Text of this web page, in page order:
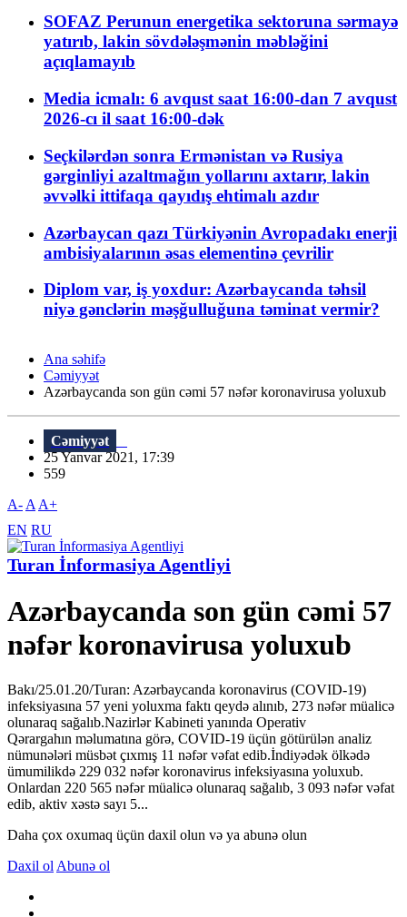
SOFAZ Perunun energetika sektoruna sərmayə
yatırıb, lakin sövdələşmənin məbləğini
açıqlamayıb
Media icmalı: 6 avqust saat 16:00-dan 7 avqust
2026-cı il saat 16:00-dək
Seçkilərdən sonra Ermənistan və Rusiya
gərginliyi azaltmağın yollarını axtarır, lakin
əvvəlki ittifaqa qayıdış ehtimalı azdır
Azərbaycan qazı Türkiyənin Avropadakı enerji
ambisiyalarının əsas elementinə çevrilir
Diplom var, iş yoxdur: Azərbaycanda təhsil
niyə gənclərin məşğulluğuna təminat vermir?
Ana səhifə
Cəmiyyət
Azərbaycanda son gün cəmi 57 nəfər koronavirusa yoluxub
Cəmiyyət
25 Yanvar 2021, 17:39
559
A- A A+
EN RU
Turan İnformasiya Agentliyi
Azərbaycanda son gün cəmi 57
nəfər koronavirusa yoluxub
Bakı/25.01.20/Turan: Azərbaycanda koronavirus (COVID-19)
infeksiyasına 57 yeni yoluxma faktı qeydə alınıb, 273 nəfər müalicə
olunaraq sağalıb.Nazirlər Kabineti yanında Operativ
Qərargahın məlumatına görə, COVID-19 üçün götürülən analiz
nümunələri müsbət çıxmış 11 nəfər vəfat edib.İndiyədək ölkədə
ümumilikdə 229 032 nəfər koronavirus infeksiyasına yoluxub.
Onlardan 220 565 nəfər müalicə olunaraq sağalıb, 3 093 nəfər vəfat
edib, aktiv xəstə sayı 5...
Daha çox oxumaq üçün daxil olun və ya abunə olun
Daxil ol Abunə ol